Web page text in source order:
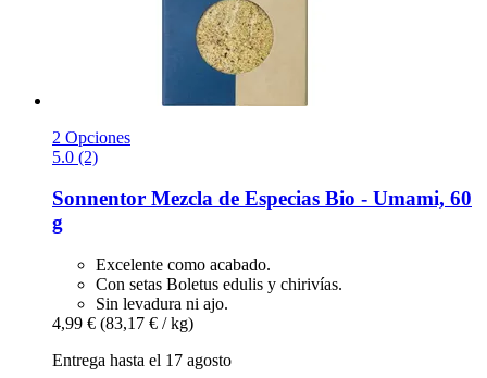
2 Opciones
5.0 (2)
Sonnentor Mezcla de Especias Bio -​ Umami, 60
g
Excelente como acabado.
Con setas Boletus edulis y chirivías.
Sin levadura ni ajo.
4,99 € (83,17 € / kg)
Entrega hasta el 17 agosto